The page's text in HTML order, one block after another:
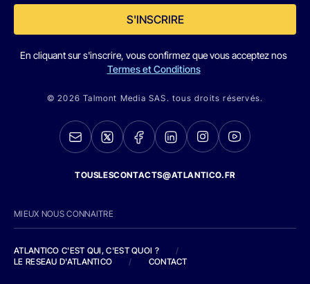
S'INSCRIRE
En cliquant sur s'inscrire, vous confirmez que vous acceptez nos
Termes et Conditions
© 2026 Talmont Media SAS. tous droits réservés.
TOUSLESCONTACTS@ATLANTICO.FR
MIEUX NOUS CONNAITRE
ATLANTICO C'EST QUI, C'EST QUOI ?
/
LE RESEAU D'ATLANTICO
/ CONTACT